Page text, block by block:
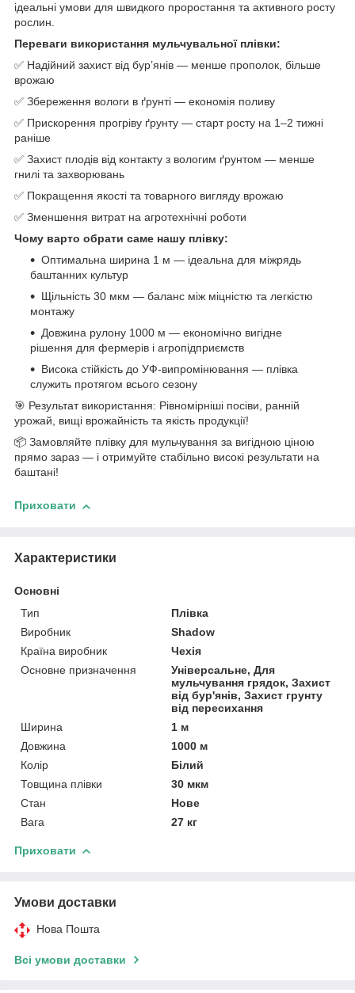
ідеальні умови для швидкого проростання та активного росту
рослин.
Переваги використання мульчувальної плівки:
✅ Надійний захист від бур’янів — менше прополок, більше
врожаю
✅ Збереження вологи в ґрунті — економія поливу
✅ Прискорення прогріву ґрунту — старт росту на 1–2 тижні
раніше
✅ Захист плодів від контакту з вологим ґрунтом — менше
гнилі та захворювань
✅ Покращення якості та товарного вигляду врожаю
✅ Зменшення витрат на агротехнічні роботи
Чому варто обрати саме нашу плівку:
Оптимальна ширина 1 м — ідеальна для міжрядь
баштанних культур
Щільність 30 мкм — баланс між міцністю та легкістю
монтажу
Довжина рулону 1000 м — економічно вигідне
рішення для фермерів і агропідприємств
Висока стійкість до УФ-випромінювання — плівка
служить протягом всього сезону
🎯 Результат використання: Рівномірніші посіви, ранній
урожай, вищі врожайність та якість продукції!
📦 Замовляйте плівку для мульчування за вигідною ціною
прямо зараз — і отримуйте стабільно високі результати на
баштані!
Приховати
Характеристики
Основні
Тип
Плівка
Виробник
Shadow
Країна виробник
Чехія
Основне призначення
Універсальне, Для
мульчування грядок, Захист
від бур'янів, Захист грунту
від пересихання
Ширина
1 м
Довжина
1000 м
Колір
Білий
Товщина плівки
30 мкм
Стан
Нове
Вага
27 кг
Приховати
Умови доставки
Нова Пошта
Всі умови доставки